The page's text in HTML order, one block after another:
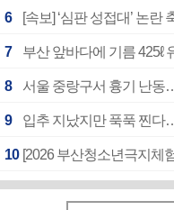
6
7 부산 앞바다에 기름 425ℓ
8 서울 중랑구서 흉기 난동
9 입추 지났지만 푹푹 찐다
10